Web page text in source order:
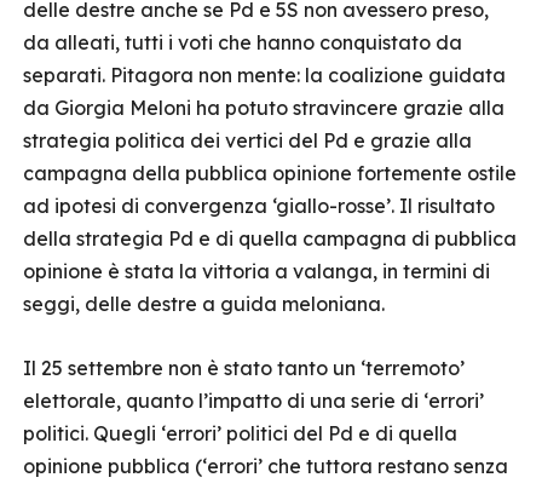
delle destre anche se Pd e 5S non avessero preso,
da alleati, tutti i voti che hanno conquistato da
separati. Pitagora non mente: la coalizione guidata
da Giorgia Meloni ha potuto stravincere grazie alla
strategia politica dei vertici del Pd e grazie alla
campagna della pubblica opinione fortemente ostile
ad ipotesi di convergenza ‘giallo-rosse’. Il risultato
della strategia Pd e di quella campagna di pubblica
opinione è stata la vittoria a valanga, in termini di
seggi, delle destre a guida meloniana.
Il 25 settembre non è stato tanto un ‘terremoto’
elettorale, quanto l’impatto di una serie di ‘errori’
politici. Quegli ‘errori’ politici del Pd e di quella
opinione pubblica (‘errori’ che tuttora restano senza